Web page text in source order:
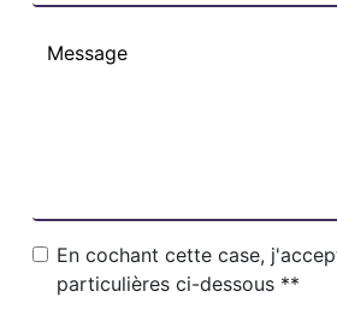
En cochant cette case,
particulières ci-dessous **